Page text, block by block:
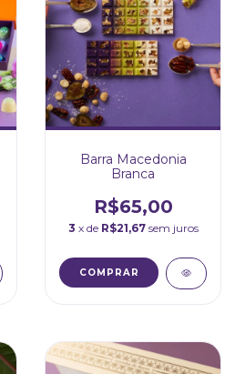
Barra Macedonia
Branca
R$65,00
3 x de R$21,67sem juros